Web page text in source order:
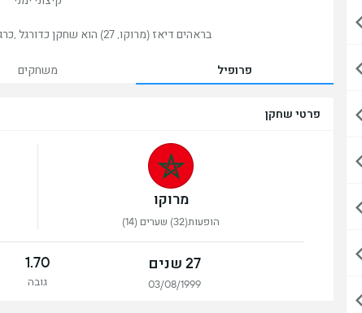
בראהים דיאז (מרוקו, 27) הוא שחקן כדורגל ,כרגע משחק בריאל מדריד, ספרד.
פרופיל משחקים
פרטי שחקן
מרוקו
הופעות(32) שערים (14)
27 שנים
03/08/1999
1.70
גובה